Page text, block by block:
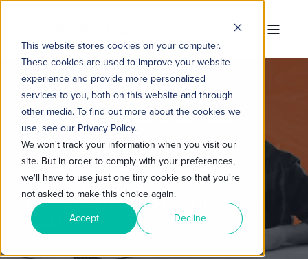
This website stores cookies on your computer.
These cookies are used to improve your website
experience and provide more personalized
services to you, both on this website and through
other media. To find out more about the cookies we
use, see our Privacy Policy.
We won't track your information when you visit our
site. But in order to comply with your preferences,
we'll have to use just one tiny cookie so that you're
not asked to make this choice again.
Accept Decline
5 MIN READ
5 RAZÕES PARA CONTAR COM
ESPECIALISTAS NA
IMPLEMENTAÇÃO DO HUBSPOT
CRM